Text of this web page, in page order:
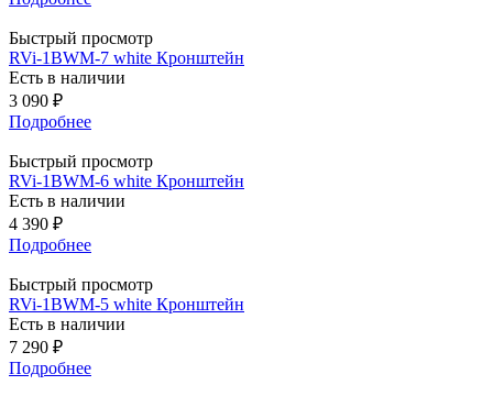
Быстрый просмотр
RVi-1BWM-7 white Кронштейн
Есть в наличии
3 090 ₽
Подробнее
Быстрый просмотр
RVi-1BWM-6 white Кронштейн
Есть в наличии
4 390 ₽
Подробнее
Быстрый просмотр
RVi-1BWM-5 white Кронштейн
Есть в наличии
7 290 ₽
Подробнее